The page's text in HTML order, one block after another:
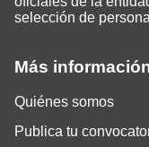
Más
Quiénes somos
Publica tu
selección de